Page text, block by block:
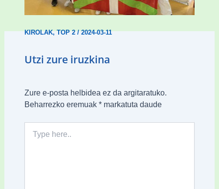
14 dominarekin
KIROLAK,TOP 2/2024-03-11
Utzi zure iruzkina
Zure e-posta helbidea ez da argitaratuko.
Beharrezko eremuak *markatuta daude
here..